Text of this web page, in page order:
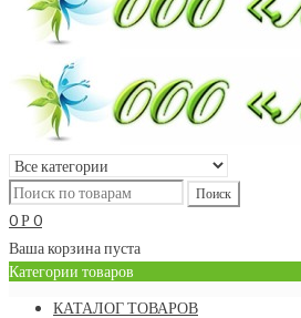
0 Р 0
Ваша корзина пуста
Категории товаров
КАТАЛОГ ТОВАРОВ